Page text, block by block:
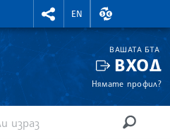
RIGHTMENU.SOCIAL
EN
ВАЛУТНИ
ВАШАТА БТА
ВХОД
Нямате профил?